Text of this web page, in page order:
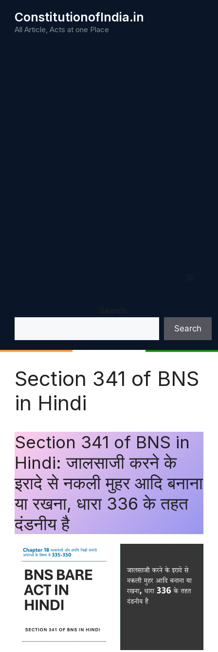
content
ConstitutionofIndia.in
All Article, Acts at one Place
Search
Search
Section 341 of BNS
in Hindi
Section 341 of BNS in
Hindi: जालसाजी करने के
इरादे से नकली मुहर आदि बनाना
या रखना, धारा 336 के तहत
दंडनीय है